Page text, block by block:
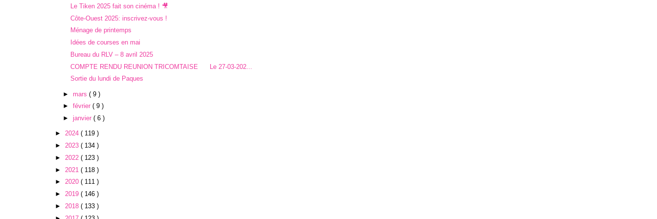
Le Tiken 2025 fait son cinéma ! 🎥
Côte-Ouest 2025: inscrivez-vous !
Ménage de printemps
Idées de courses en mai
Bureau du RLV – 8 avril 2025
COMPTE RENDU REUNION TRICOMTAISE Le 27-03-202...
Sortie du lundi de Paques
► mars ( 9 )
► février ( 9 )
► janvier ( 6 )
► 2024 ( 119 )
► 2023 ( 134 )
► 2022 ( 123 )
► 2021 ( 118 )
► 2020 ( 111 )
► 2019 ( 146 )
► 2018 ( 133 )